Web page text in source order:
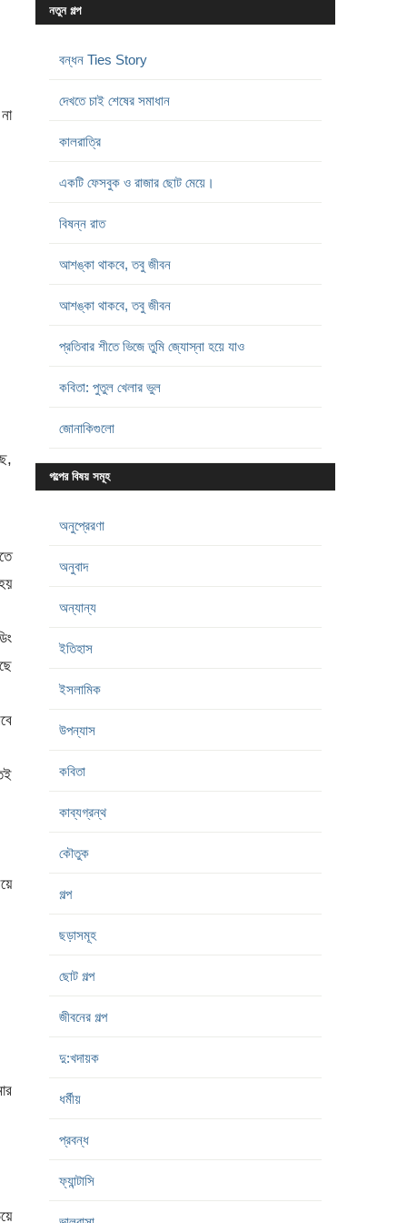
নতুন গল্প
বন্ধন Ties Story
দেখতে চাই শেষের সমাধান
কালরাত্রি
একটি ফেসবুক ও রাজার ছোট মেয়ে।
বিষন্ন রাত
আশঙ্কা থাকবে, তবু জীবন
আশঙ্কা থাকবে, তবু জীবন
প্রতিবার শীতে ভিজে তুমি জ্যোস্না হয়ে যাও
কবিতা: পুতুল খেলার ভুল
জোনাকিগুলো
গল্পের বিষয় সমূহ
অনুপ্রেরণা
অনুবাদ
অন্যান্য
ইতিহাস
ইসলামিক
উপন্যাস
কবিতা
কাব্যগ্রন্থ
কৌতুক
গল্প
ছড়াসমূহ
ছোট গল্প
জীবনের গল্প
দু:খদায়ক
ধর্মীয়
প্রবন্ধ
ফ্যান্টাসি